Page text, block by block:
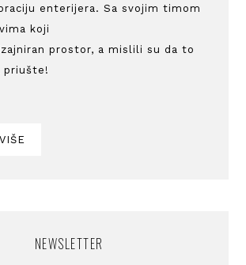
enterijera. Sa svojim timom
koji
prostor, a mislili su da to
priušte!
NEWSLETTER